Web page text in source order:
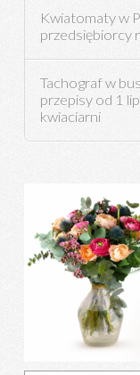
Kwiatomaty w
przedsiębiorcy
Tachograf w
przepisy od 1
kwiaciarni